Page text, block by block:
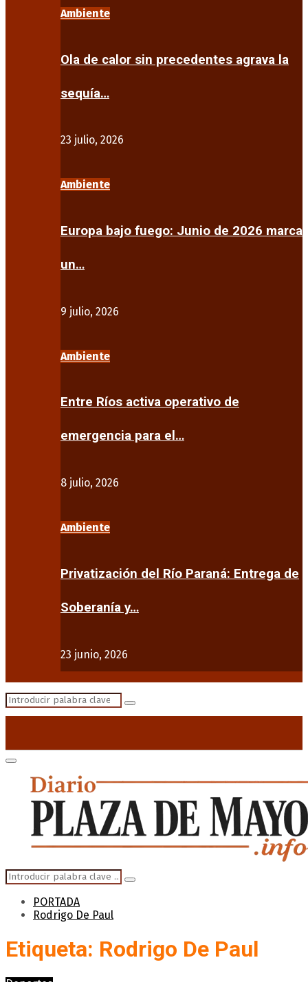
Ambiente
Ola de calor sin precedentes agrava la
sequía…
23 julio, 2026
Ambiente
Europa bajo fuego: Junio de 2026 marca
un…
9 julio, 2026
Ambiente
Entre Ríos activa operativo de
emergencia para el…
8 julio, 2026
Ambiente
Privatización del Río Paraná: Entrega de
Soberanía y…
23 junio, 2026
Search
Search
Primary
Menu
Search
for:
Search
PORTADA
Rodrigo De Paul
Etiqueta: Rodrigo De Paul